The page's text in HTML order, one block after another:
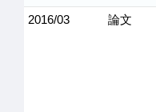
2016/03 論文